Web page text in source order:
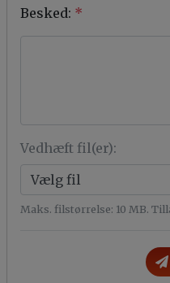
Besked: *
Vedhæft fil(er):
Vælg fil
Maks. filstørrelse: 10 MB.